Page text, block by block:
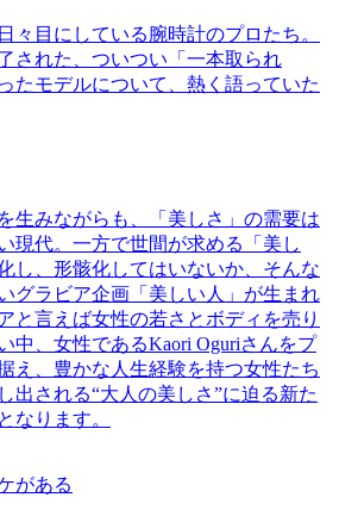
々目にしている腕時計のプロたち。
された、ついつい「一本取られ
たモデルについて、熱く語っていた
生みながらも、「美しさ」の需要は
現代。一方で世間が求める「美し
し、形骸化してはいないか、そんな
グラビア企画「美しい人」が生まれ
と言えば女性の若さとボディを売り
中、女性であるKaori Oguriさんをプ
え、豊かな人生経験を持つ女性たち
出される“大人の美しさ”に迫る新た
なります。
がある